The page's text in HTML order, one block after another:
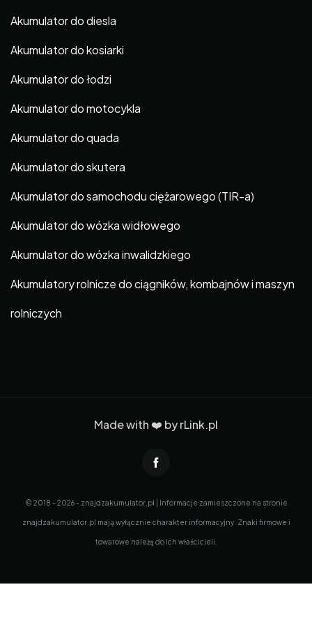
Akumulator do diesla
Akumulator do kosiarki
Akumulator do łodzi
Akumulator do motocykla
Akumulator do quada
Akumulator do skutera
Akumulator do samochodu ciężarowego (TIR-a)
Akumulator do wózka widłowego
Akumulator do wózka inwalidzkiego
Akumulatory rolnicze do ciągników, kombajnów i maszyn
rolniczych
Made with ❤️ byrLink.pl
© 2018 - 2026 - znajdzakumulator.pl | Informacje zamieszczone na stronie
znajdzakumulator.pl mają wyłącznie charakter informacyjny. Znaki firmowe i
towarowe należą do ich właścicieli.